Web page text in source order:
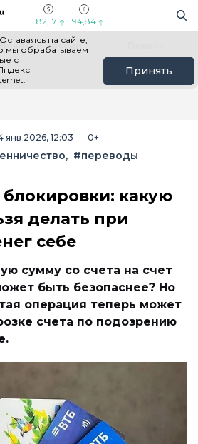
82,17 94,84
Оставаясь на сайте,
мы обрабатываем
с
Принять
Новости России
янв 2026, 12:03 0+
#переводы
какую
делать при
себе
сумму со счета на счет
быть безопаснее? Но
операция теперь может
счета по подозрению